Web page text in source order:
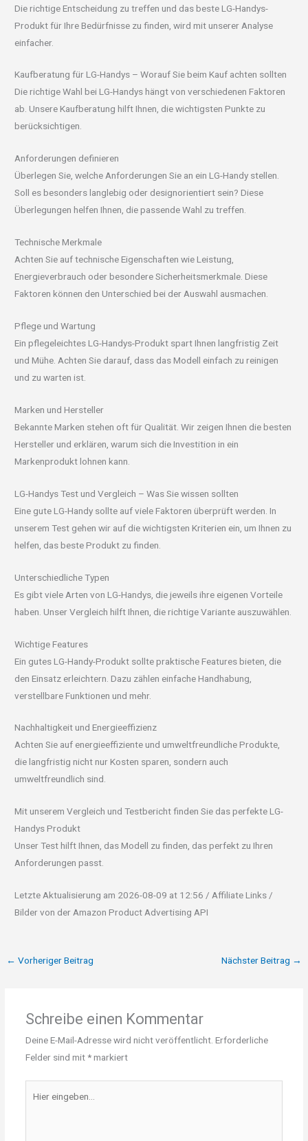
Die richtige Entscheidung zu treffen und das beste LG-Handys-
Produkt für Ihre Bedürfnisse zu finden, wird mit unserer Analyse
einfacher.
Kaufberatung für LG-Handys – Worauf Sie beim Kauf achten sollten
Die richtige Wahl bei LG-Handys hängt von verschiedenen Faktoren
ab. Unsere Kaufberatung hilft Ihnen, die wichtigsten Punkte zu
berücksichtigen.
Anforderungen definieren
Überlegen Sie, welche Anforderungen Sie an ein LG-Handy stellen.
Soll es besonders langlebig oder designorientiert sein? Diese
Überlegungen helfen Ihnen, die passende Wahl zu treffen.
Technische Merkmale
Achten Sie auf technische Eigenschaften wie Leistung,
Energieverbrauch oder besondere Sicherheitsmerkmale. Diese
Faktoren können den Unterschied bei der Auswahl ausmachen.
Pflege und Wartung
Ein pflegeleichtes LG-Handys-Produkt spart Ihnen langfristig Zeit
und Mühe. Achten Sie darauf, dass das Modell einfach zu reinigen
und zu warten ist.
Marken und Hersteller
Bekannte Marken stehen oft für Qualität. Wir zeigen Ihnen die besten
Hersteller und erklären, warum sich die Investition in ein
Markenprodukt lohnen kann.
LG-Handys Test und Vergleich – Was Sie wissen sollten
Eine gute LG-Handy sollte auf viele Faktoren überprüft werden. In
unserem Test gehen wir auf die wichtigsten Kriterien ein, um Ihnen zu
helfen, das beste Produkt zu finden.
Unterschiedliche Typen
Es gibt viele Arten von LG-Handys, die jeweils ihre eigenen Vorteile
haben. Unser Vergleich hilft Ihnen, die richtige Variante auszuwählen.
Wichtige Features
Ein gutes LG-Handy-Produkt sollte praktische Features bieten, die
den Einsatz erleichtern. Dazu zählen einfache Handhabung,
verstellbare Funktionen und mehr.
Nachhaltigkeit und Energieeffizienz
Achten Sie auf energieeffiziente und umweltfreundliche Produkte,
die langfristig nicht nur Kosten sparen, sondern auch
umweltfreundlich sind.
Mit unserem Vergleich und Testbericht finden Sie das perfekte LG-
Handys Produkt
Unser Test hilft Ihnen, das Modell zu finden, das perfekt zu Ihren
Anforderungen passt.
Letzte Aktualisierung am 2026-08-09 at 12:56 / Affiliate Links /
Bilder von der Amazon Product Advertising API
← Vorheriger Beitrag Nächster Beitrag →
Schreibe einen Kommentar
Deine E-Mail-Adresse wird nicht veröffentlicht. Erforderliche
Felder sind mit*markiert
eingeben…